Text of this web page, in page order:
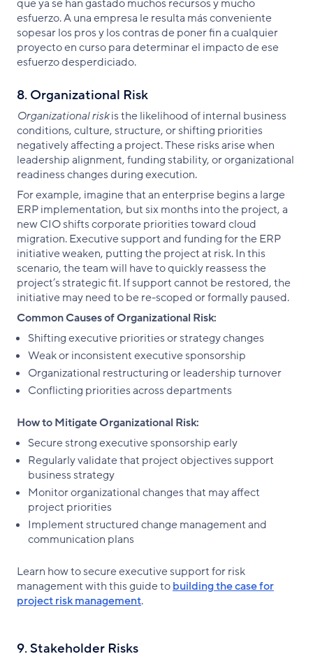
que ya se han gastado muchos recursos y mucho
esfuerzo. A una empresa le resulta más conveniente
sopesar los pros y los contras de poner fin a cualquier
proyecto en curso para determinar el impacto de ese
esfuerzo desperdiciado.
8. Organizational Risk
Organizational riskis the likelihood of internal business
conditions, culture, structure, or shifting priorities
negatively affecting a project. These risks arise when
leadership alignment, funding stability, or organizational
readiness changes during execution.
For example, imagine that an enterprise begins a large
ERP implementation, but six months into the project, a
new CIO shifts corporate priorities toward cloud
migration. Executive support and funding for the ERP
initiative weaken, putting the project at risk. In this
scenario, the team will have to quickly reassess the
project’s strategic fit. If support cannot be restored, the
initiative may need to be re-scoped or formally paused.
Common Causes of Organizational Risk:
Shifting executive priorities or strategy changes
Weak or inconsistent executive sponsorship
Organizational restructuring or leadership turnover
Conflicting priorities across departments
How to Mitigate Organizational Risk:
Secure strong executive sponsorship early
Regularly validate that project objectives support
business strategy
Monitor organizational changes that may affect
project priorities
Implement structured change management and
communication plans
Learn how to secure executive support for risk
management with this guide tobuilding the case for
project risk management.
9. Stakeholder Risks